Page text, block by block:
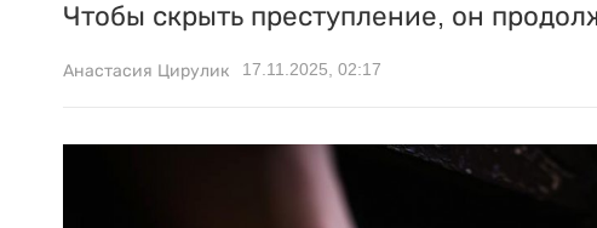
Чтобы скрыть преступление, он
Анастасия Цирулик 17.11.2025, 02:17